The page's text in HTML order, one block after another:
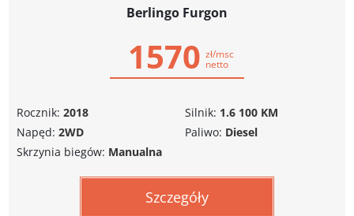
Berlingo Furgon
1570 zł/msc
netto
Rocznik: 2018
Napęd: 2WD
Silnik: 1.6 100 KM
Paliwo: Diesel
Skrzynia biegów: Manualna
Szczegóły